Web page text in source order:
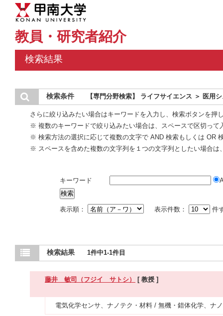
教員・研究者紹介
検索結果
検索条件 【専門分野検索】 ライフサイエンス ＞ 医用
さらに絞り込みたい場合はキーワードを入力し、検索ボタンを押
※ 複数のキーワードで絞り込みたい場合は、スペースで区切って
※ 検索方法の選択に応じて複数の文字で AND 検索もしくは OR
※ スペースを含めた複数の文字列を１つの文字列としたい場合は
キーワード
表示順： 表示件数： 件
検索結果 1件中1-1件目
藤井 敏司（フジイ サトシ） [ 教授 ]
電気化学センサ、ナノテク・材料 / 無機・錯体化学、ナ